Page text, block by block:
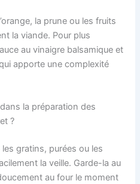
la prune ou les fruits
la viande. Pour plus
au vinaigre balsamique et
apporte une complexité
la préparation des
?
gratins, purées ou les
la veille. Garde-la au
au four le moment